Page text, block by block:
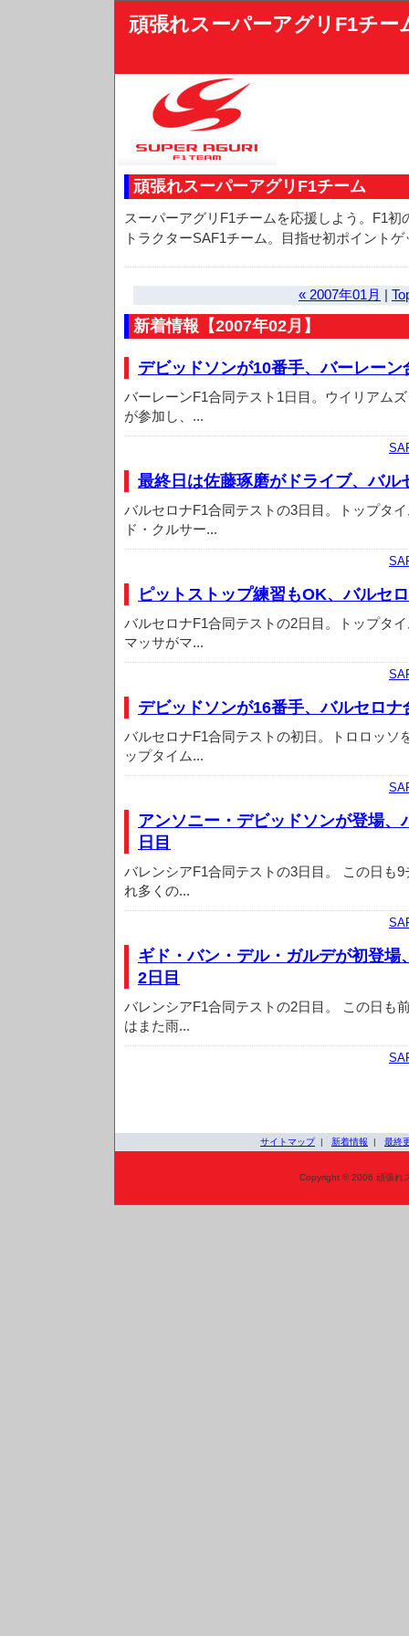
頑張れスーパーアグリF1チー
頑張れスーパーアグリF1チーム
スーパーアグリF1チームを応援しよう。F1
トラクターSAF1チーム。目指せ初ポイントゲ
« 2007年01月 |
新着情報【2007年02月】
デビッドソンが10番手、バーレーン
バーレーンF1合同テスト1日目。ウイリアム
が参加し、...
最終日は佐藤琢磨がドライブ、バル
バルセロナF1合同テストの3日目。トップタ
ド・クルサー...
ピットストップ練習もOK、バルセ
バルセロナF1合同テストの2日目。トップタ
マッサがマ...
デビッドソンが16番手、バルセロナ
バルセロナF1合同テストの初日。トロロッソ
ップタイム...
アンソニー・デビッドソンが登場、
日目
バレンシアF1合同テストの3日目。 この日も
れ多くの...
ギド・バン・デル・ガルデが初登場
2日目
バレンシアF1合同テストの2日目。 この日も
はまた雨...
サイトマップ| 新着情報 | 最終
Copyright © 2006 頑張れ